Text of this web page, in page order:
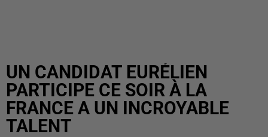
UN CANDIDAT EURÉLIEN
PARTICIPE CE SOIR À LA
FRANCE A UN INCROYABLE
TALENT